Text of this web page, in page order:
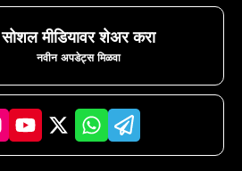
सोशल मीडियावर शेअर करा
नवीन अपडेट्स मिळवा